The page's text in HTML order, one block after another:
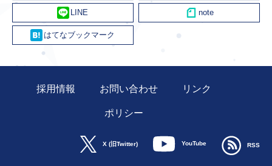
Line
Hatena
採用情報 お問い合わせ リンク
ポリシー
X (旧Twitter) YouTube RSS